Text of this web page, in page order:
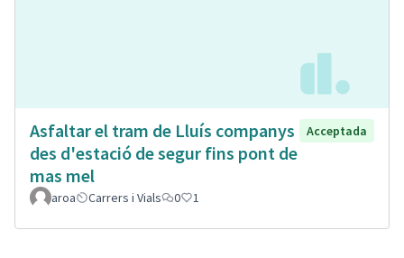
Asfaltar el tram de Lluís companys
des d'estació de segur fins pont de
mas mel
Acceptada
aroa Carrers i Vials 0 1